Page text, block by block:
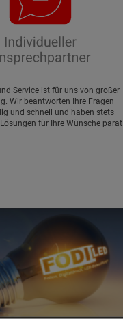
Service ist für uns von großer
Wir beantworten Ihre Fragen
und schnell und haben stets
für Ihre Wünsche parat.